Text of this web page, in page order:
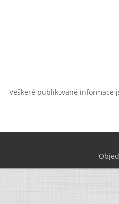
Veškeré publikované informace